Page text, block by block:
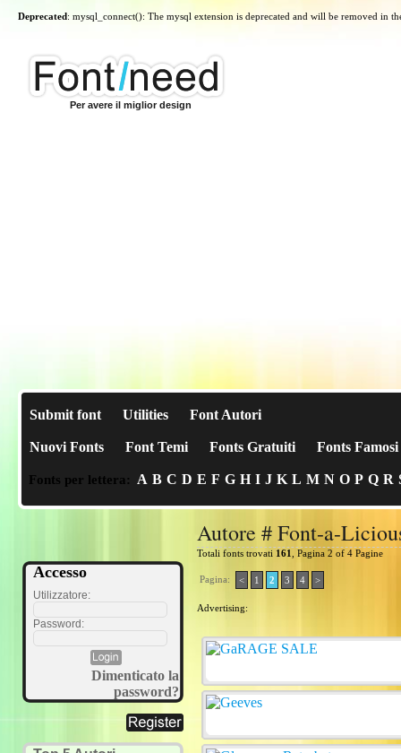
Deprecated: mysql_connect(): The mysql extension is deprecated and will be removed in
Per avere il miglior design
Submit font Utilities Font Autori
Nuovi Fonts Font Temi Fonts Gratuiti Fonts Famosi
Fonts per lettera: A B C D E F G H I J K L M N O P Q R
Accesso
Utilizzatore:
Password:
Dimenticato la
password?
Autore # Font-a-
Totali fonts trovati 161 , Pagina 2 of 4 Pagine
Pagina: < 1 2 3 4 >
Advertising: